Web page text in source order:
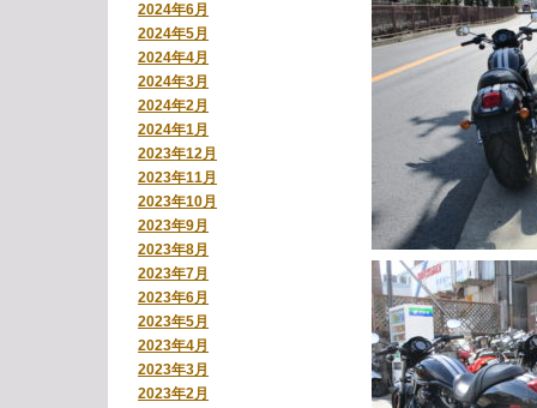
2024年6月
2024年5月
2024年4月
2024年3月
2024年2月
2024年1月
2023年12月
2023年11月
2023年10月
2023年9月
2023年8月
2023年7月
2023年6月
2023年5月
2023年4月
2023年3月
2023年2月